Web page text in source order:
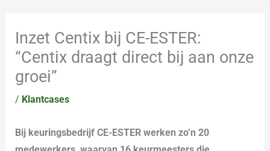
Inzet Centix bij CE-ESTER:
“Centix draagt direct bij aan onze
groei”
/ Klantcases
Bij keuringsbedrijf CE-ESTER werken zo’n 20